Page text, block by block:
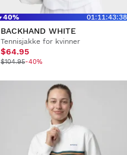
40% 01:11:43:37
BACKHAND WHITE
Tennisjakke for kvinner
$64.95
$104.95-40%